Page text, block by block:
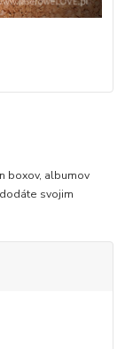
boxov, albumov
svojim